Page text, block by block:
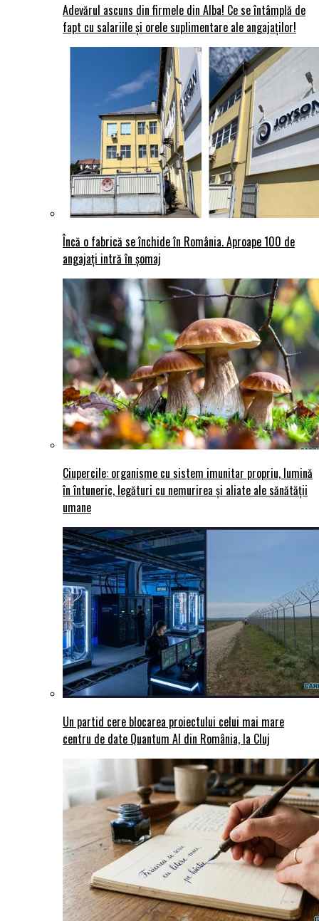
Adevărul ascuns din firmele din Alba! Ce se întâmplă de
fapt cu salariile și orele suplimentare ale angajaților!
Încă o fabrică se închide în România. Aproape 100 de
angajați intră în șomaj
Ciupercile: organisme cu sistem imunitar propriu, lumină
în întuneric, legături cu nemurirea și aliate ale sănătății
umane
Un partid cere blocarea proiectului celui mai mare
centru de date Quantum AI din România, la Cluj